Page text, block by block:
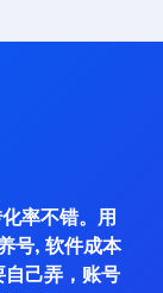
率不错。用
号, 软件成本
自己弄，账号